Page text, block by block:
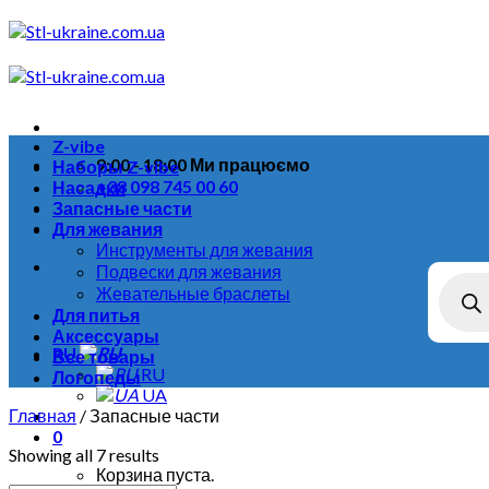
Skip
to
9:00 - 18:00 Ми працюємо
+38 098 745 00 60
RU
RU
UA
0
Корзина пуста.
Z-vibe
Наборы Z-vibe
Насадки
Запасные части
Для жевания
Инструменты для жевания
Подвески для жевания
Жевательные браслеты
Для питья
Аксессуары
Все товары
Логопеды
Главная /Запасные части
Showing all 7 results